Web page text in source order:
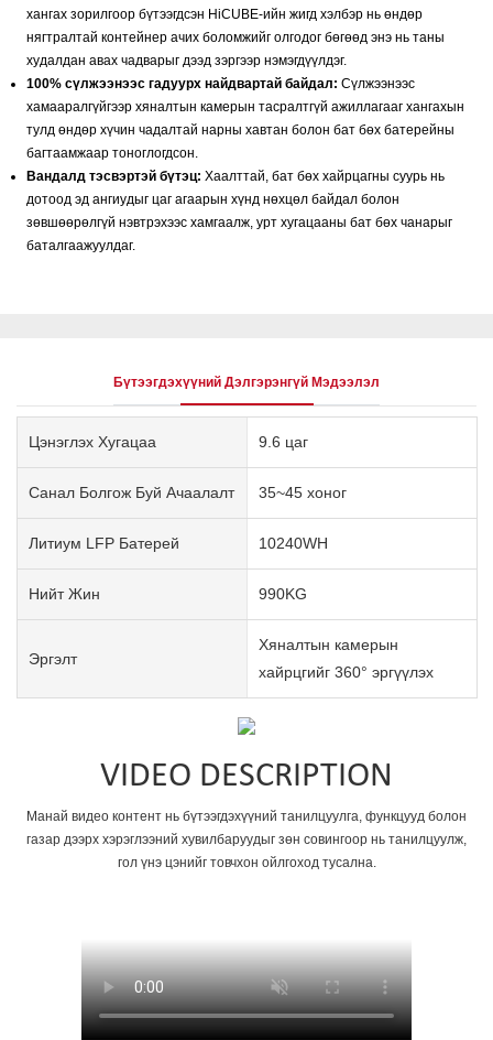
хангах зорилгоор бүтээгдсэн HiCUBE-ийн жигд хэлбэр нь өндөр
нягтралтай контейнер ачих боломжийг олгодог бөгөөд энэ нь таны
худалдан авах чадварыг дээд зэргээр нэмэгдүүлдэг.
100% сүлжээнээс гадуурх найдвартай байдал: Сүлжээнээс
хамааралгүйгээр хяналтын камерын тасралтгүй ажиллагааг хангахын
тулд өндөр хүчин чадалтай нарны хавтан болон бат бөх батерейны
багтаамжаар тоноглогдсон.
Вандалд тэсвэртэй бүтэц: Хаалттай, бат бөх хайрцагны суурь нь
дотоод эд ангиудыг цаг агаарын хүнд нөхцөл байдал болон
зөвшөөрөлгүй нэвтрэхээс хамгаалж, урт хугацааны бат бөх чанарыг
баталгаажуулдаг.
Бүтээгдэхүүний Дэлгэрэнгүй Мэдээлэл
Цэнэглэх Хугацаа 9.6 цаг
Санал Болгож Буй Ачаалалт 35~45 хоног
Литиум LFP Батерей 10240WH
Нийт Жин 990KG
Эргэлт
Хяналтын камерын
хайрцгийг 360° эргүүлэх
VIDEO DESCRIPTION
Манай видео контент нь бүтээгдэхүүний танилцуулга, функцууд болон
газар дээрх хэрэглээний хувилбаруудыг зөн совингоор нь танилцуулж,
гол үнэ цэнийг товчхон ойлгоход тусална.